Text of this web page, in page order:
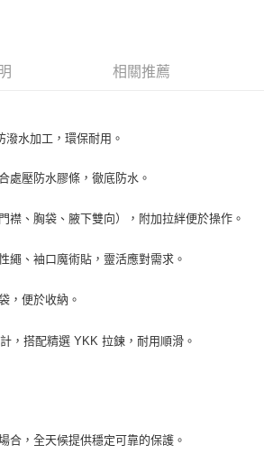
)
相關推薦
潑水加工，環保耐用。
處壓防水膠條，徹底防水。
襟、胸袋、腋下雙向），附加拉絆便於操作。
繩、袖口魔術貼，靈活應對需求。
，便於收納。
，搭配精選 YKK 拉鍊，耐用順滑。
合，全天候提供穩定可靠的保護。